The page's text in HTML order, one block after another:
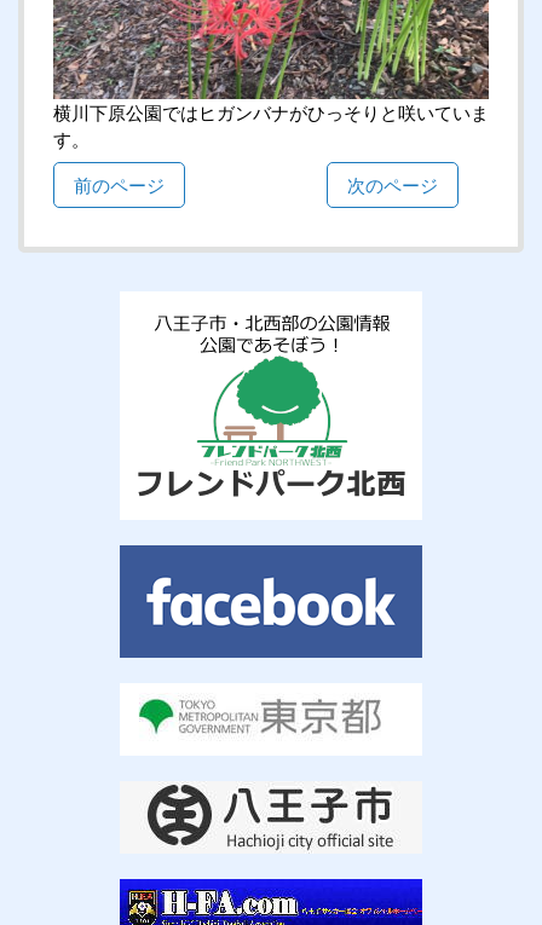
横川下原公園ではヒガンバナがひっそりと咲いていま
す。
前のページ
次のページ